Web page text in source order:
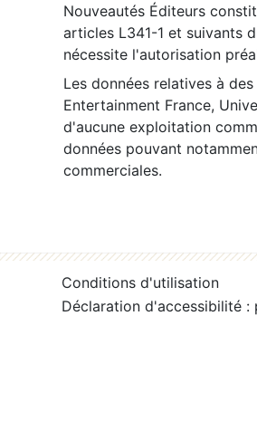
Nouveautés Éditeurs
articles L341-1 et suivants
nécessite l'autorisation
Les données relatives à
Entertainment France,
d'aucune exploitation
données pouvant
commerciales.
Conditions d'utilisation
Déclaration d'accessibilité